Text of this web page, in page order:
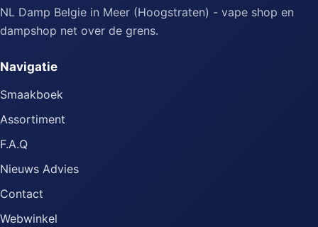
NL Damp Belgie in Meer (Hoogstraten) - vape shop en
dampshop net over de grens.
Navigatie
Smaakboek
Assortiment
F.A.Q
Nieuws Advies
Contact
Webwinkel